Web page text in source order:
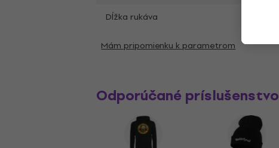
Dĺžka rukáva
Mám pripomienku k parametrom
Odporúčané príslušenstvo